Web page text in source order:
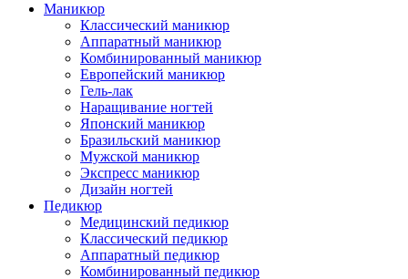
Маникюр
Классический маникюр
Аппаратный маникюр
Комбинированный маникюр
Европейский маникюр
Гель-лак
Наращивание ногтей
Японский маникюр
Бразильский маникюр
Мужской маникюр
Экспресс маникюр
Дизайн ногтей
Педикюр
Медицинский педикюр
Классический педикюр
Аппаратный педикюр
Комбинированный педикюр